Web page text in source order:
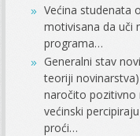
Većina studenata
motivisana da uči
programa…
Generalni stav
teoriji
naročito pozitivno
većinski
proći…